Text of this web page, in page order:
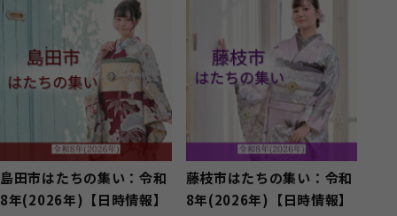
いさせていた...
島田市はたちの集い：令和
8年(2026年)【日時情報】
藤枝市はたちの集い：令和
8年(2026年)【日時情報】